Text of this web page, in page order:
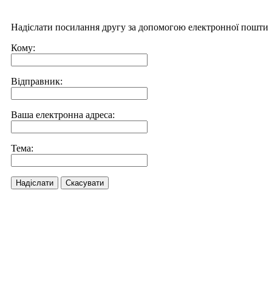
Надіслати посилання другу за допомогою електронної пошти
Кому:
Відправник:
Ваша електронна адреса:
Тема:
Надіслати Скасувати